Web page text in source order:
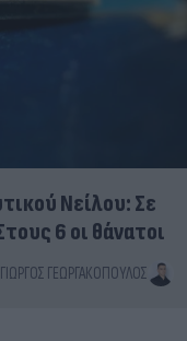
Νείλου: Σε
6 οι θάνατοι
ΓΙΏΡΓΟΣ ΓΕΩΡΓΑΚΌΠΟΥΛΟΣ